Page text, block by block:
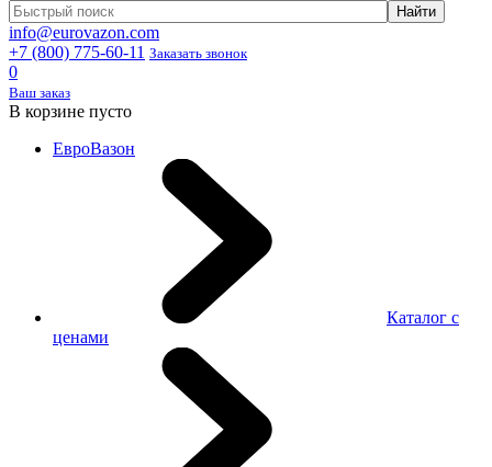
info@eurovazon.com
+7 (800) 775-60-11 Заказать звонок
0
Ваш заказ
В корзине пусто
ЕвроВазон
Каталог с
ценами